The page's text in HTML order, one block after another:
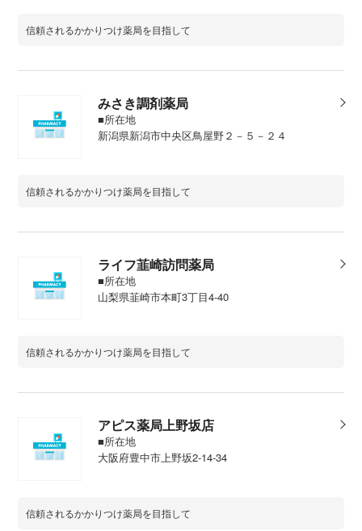
信頼されるかかりつけ薬局を目指して
みさき調剤薬局
■所在地
新潟県新潟市中央区鳥屋野２－５－２４
信頼されるかかりつけ薬局を目指して
ライフ韮崎訪問薬局
■所在地
山梨県韮崎市本町3丁目4-40
信頼されるかかりつけ薬局を目指して
アピス薬局上野坂店
■所在地
大阪府豊中市上野坂2-14-34
信頼されるかかりつけ薬局を目指して